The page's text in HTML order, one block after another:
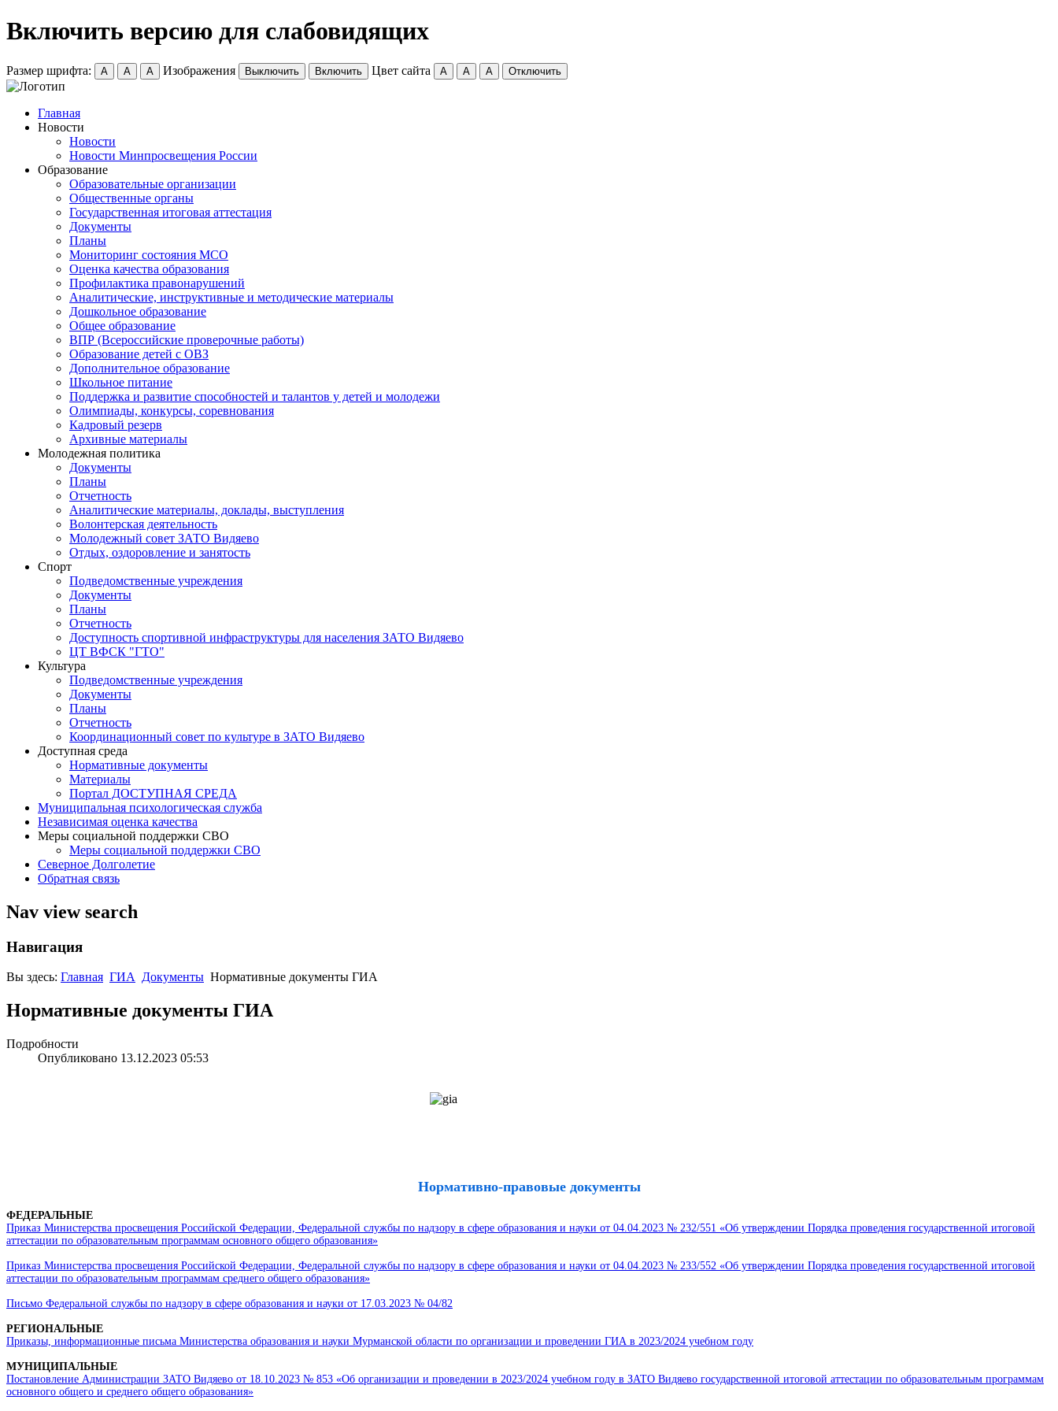
Включить версию для слабовидящих
Размер шрифта: A A A Изображения Выключить Включить Цвет сайта A A A Отключить
Главная
Новости
Новости
Новости Минпросвещения России
Образование
Образовательные организации
Общественные органы
Государственная итоговая аттестация
Документы
Планы
Мониторинг состояния МСО
Оценка качества образования
Профилактика правонарушений
Аналитические, инструктивные и методические материалы
Дошкольное образование
Общее образование
ВПР (Всероссийские проверочные работы)
Образование детей с ОВЗ
Дополнительное образование
Школьное питание
Поддержка и развитие способностей и талантов у детей и молодежи
Олимпиады, конкурсы, соревнования
Кадровый резерв
Архивные материалы
Молодежная политика
Документы
Планы
Отчетность
Аналитические материалы, доклады, выступления
Волонтерская деятельность
Молодежный совет ЗАТО Видяево
Отдых, оздоровление и занятость
Спорт
Подведомственные учреждения
Документы
Планы
Отчетность
Доступность спортивной инфраструктуры для населения ЗАТО Видяево
ЦТ ВФСК "ГТО"
Культура
Подведомственные учреждения
Документы
Планы
Отчетность
Координационный совет по культуре в ЗАТО Видяево
Доступная среда
Нормативные документы
Материалы
Портал ДОСТУПНАЯ СРЕДА
Муниципальная психологическая служба
Независимая оценка качества
Меры социальной поддержки СВО
Меры социальной поддержки СВО
Северное Долголетие
Обратная связь
Nav view search
Навигация
Вы здесь: Главная ГИА Документы Нормативные документы ГИА
Нормативные документы ГИА
Подробности
Опубликовано 13.12.2023 05:53
Нормативно-правовые документы
ФЕДЕРАЛЬНЫЕ
Приказ Министерства просвещения Российской Федерации, Федеральной службы по надзору в сфере образования и науки от 04.04.2023 № 232/551 «Об утверждении Порядка проведения государственной итоговой
аттестации по образовательным программам основного общего образования»
Приказ Министерства просвещения Российской Федерации, Федеральной службы по надзору в сфере образования и науки от 04.04.2023 № 233/552 «Об утверждении Порядка проведения государственной итоговой
аттестации по образовательным программам среднего общего образования»
Письмо Федеральной службы по надзору в сфере образования и науки от 17.03.2023 № 04/82
РЕГИОНАЛЬНЫЕ
Приказы, информационные письма Министерства образования и науки Мурманской области по организации и проведении ГИА в 2023/2024 учебном году
МУНИЦИПАЛЬНЫЕ
Постановление Администрации ЗАТО Видяево от 18.10.2023 № 853 «Об организации и проведении в 2023/2024 учебном году в ЗАТО Видяево государственной итоговой аттестации по образовательным программам
основного общего и среднего общего образования»